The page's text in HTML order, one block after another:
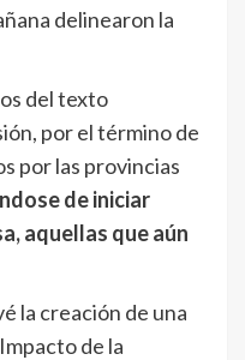
delinearon la
del texto
por el término de
por las provincias
de iniciar
aquellas que aún
la creación de una
de la